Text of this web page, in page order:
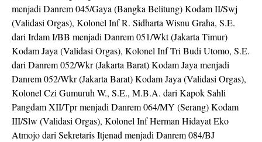
menjadi Danrem 045/Gaya (Bangka Belitung) Kodam II/Swj
(Validasi Orgas), Kolonel Inf R. Sidharta Wisnu Graha, S.E.
dari Irdam I/BB menjadi Danrem 051/Wkt (Jakarta Timur)
Kodam Jaya (Validasi Orgas), Kolonel Inf Tri Budi Utomo, S.E.
dari Danrem 052/Wkr (Jakarta Barat) Kodam Jaya menjadi
Danrem 052/Wkr (Jakarta Barat) Kodam Jaya (Validasi Orgas),
Kolonel Czi Gumuruh W., S.E., M.B.A. dari Kapok Sahli
Pangdam XII/Tpr menjadi Danrem 064/MY (Serang) Kodam
III/Slw (Validasi Orgas), Kolonel Inf Herman Hidayat Eko
Atmojo dari Sekretaris Itjenad menjadi Danrem 084/BJ